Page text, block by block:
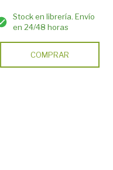
Stock en librería. Envío
en 24/48 horas
COMPRAR